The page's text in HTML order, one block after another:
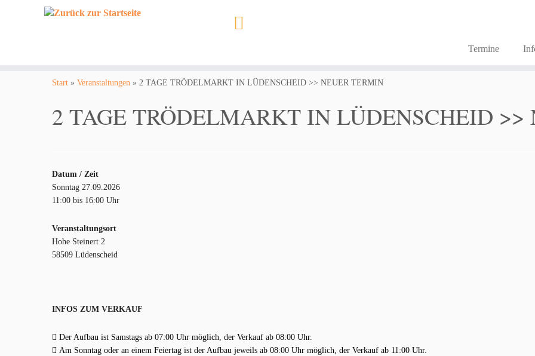
Termine
Start » Veranstaltungen » 2 TAGE TRÖDELMARKT IN LÜDENSCHEID >> NEUER TERMIN
2 TAGE TRÖDELMARKT IN LÜDENSCHEID >>
Datum / Zeit
Sonntag 27.09.2026
11:00 bis 16:00 Uhr
Veranstaltungsort
Hohe Steinert 2
58509 Lüdenscheid
INFOS ZUM VERKAUF
Der Aufbau ist Samstags ab 07:00 Uhr möglich, der Verkauf ab 08:00 Uhr.
Am Sonntag oder an einem Feiertag ist der Aufbau jeweils ab 08:00 Uhr möglich, der Verkauf ab 11:00 Uhr.